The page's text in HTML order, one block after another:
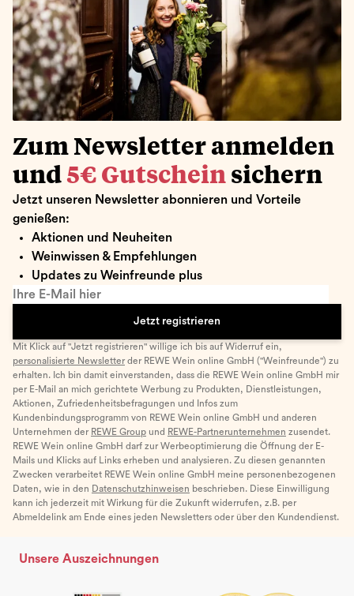
Zum Newsletter anmelden
und 5€ Gutschein sichern
Jetzt unseren Newsletter abonnieren und Vorteile
genießen:
Aktionen und Neuheiten
Weinwissen & Empfehlungen
Updates zu Weinfreunde plus
Ihre E-Mail hier
Jetzt registrieren
Mit Klick auf "Jetzt registrieren" willige ich bis auf Widerruf ein,
personalisierte Newsletter der REWE Wein online GmbH ("Weinfreunde") zu
erhalten. Ich bin damit einverstanden, dass die REWE Wein online GmbH mir
per E-Mail an mich gerichtete Werbung zu Produkten, Dienstleistungen,
Aktionen, Zufriedenheitsbefragungen und Infos zum
Kundenbindungsprogramm von REWE Wein online GmbH und anderen
Unternehmen der REWE Group und REWE-Partnerunternehmen zusendet.
REWE Wein online GmbH darf zur Werbeoptimierung die Öffnung der E-
Mails und Klicks auf Links erheben und analysieren. Zu diesen genannten
Zwecken verarbeitet REWE Wein online GmbH meine personenbezogenen
Daten, wie in den Datenschutzhinweisen beschrieben. Diese Einwilligung
kann ich jederzeit mit Wirkung für die Zukunft widerrufen, z.B. per
Abmeldelink am Ende eines jeden Newsletters oder über den Kundendienst.
Unsere Auszeichnungen